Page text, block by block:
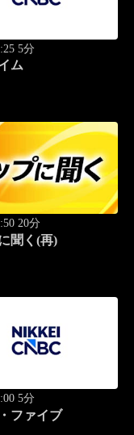
5分
ム
20分
聞く(再)
5分
ファイブ